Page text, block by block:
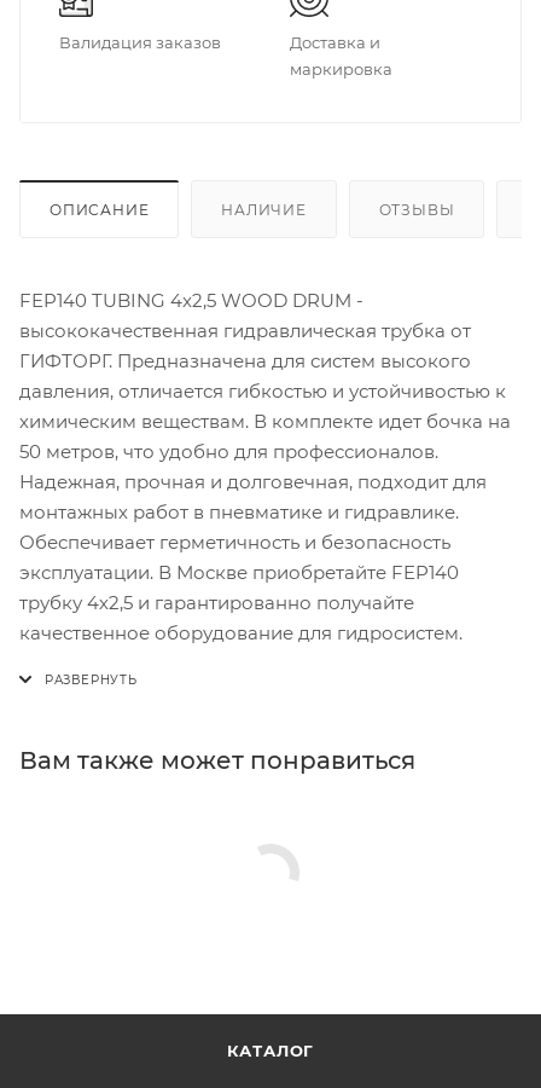
Валидация заказов
Доставка и
маркировка
ОПИСАНИЕ НАЛИЧИЕ ОТЗЫВЫ
FEP140 TUBING 4x2,5 WOOD DRUM -
высококачественная гидравлическая трубка от
ГИФТОРГ. Предназначена для систем высокого
давления, отличается гибкостью и устойчивостью к
химическим веществам. В комплекте идет бочка на
50 метров, что удобно для профессионалов.
Надежная, прочная и долговечная, подходит для
монтажных работ в пневматике и гидравлике.
Обеспечивает герметичность и безопасность
эксплуатации. В Москве приобретайте FEP140
трубку 4х2,5 и гарантированно получайте
качественное оборудование для гидросистем.
Вам также может понравиться
КАТАЛОГ